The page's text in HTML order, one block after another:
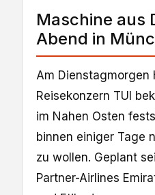
Maschine aus
Abend in
Am Dienstagmorgen
Reisekonzern TUI
im Nahen Osten
binnen einiger Tage
zu wollen. Geplant
Partner-Airlines